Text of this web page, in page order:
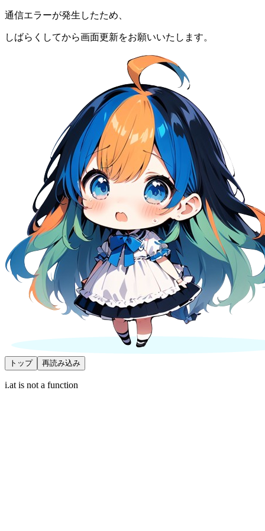
通信エラーが発生したため、
しばらくしてから画面更新をお願いいたします。
トップ 再読み込み
i.at is not a function